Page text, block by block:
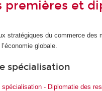
premières et
stratégiques du commerce des
globale.
spécialisation
- Diplomatie des